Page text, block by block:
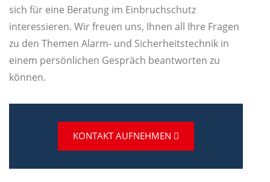
sich für eine Beratung im Einbruchschutz
interessieren. Wir freuen uns, Ihnen all Ihre Fragen
zu den Themen Alarm- und Sicherheitstechnik in
einem persönlichen Gespräch beantworten zu
können.
KONTAKT AUFNEHMEN